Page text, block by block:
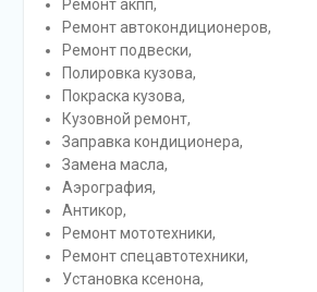
Ремонт акпп,
Ремонт автокондиционеров,
Ремонт подвески,
Полировка кузова,
Покраска кузова,
Кузовной ремонт,
Заправка кондиционера,
Замена масла,
Аэрография,
Антикор,
Ремонт мототехники,
Ремонт спецавтотехники,
Установка ксенона,